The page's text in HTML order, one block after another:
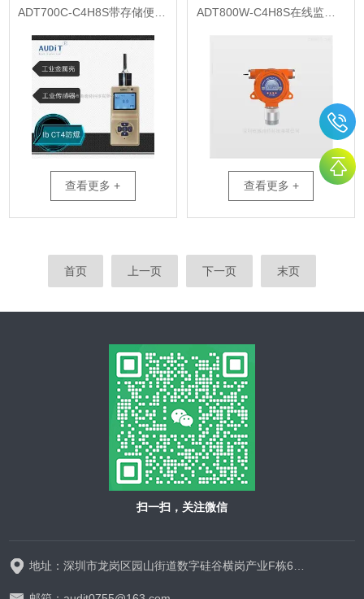
ADT700C-C4H8S带存储便携式四氢噻吩检测仪
查看更多 +
ADT800W-C4H8S在线监测四氢噻吩气体
查看更多 +
首页 上一页 下一页 末页
扫一扫，关注微信